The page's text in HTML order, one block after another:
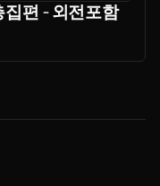
집편 - 외전포함